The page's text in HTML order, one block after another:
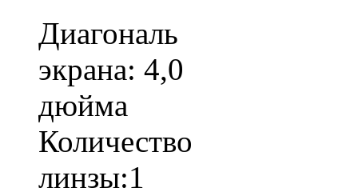
Диагональ
экрана: 4,0
дюйма
Количество
линзы:1